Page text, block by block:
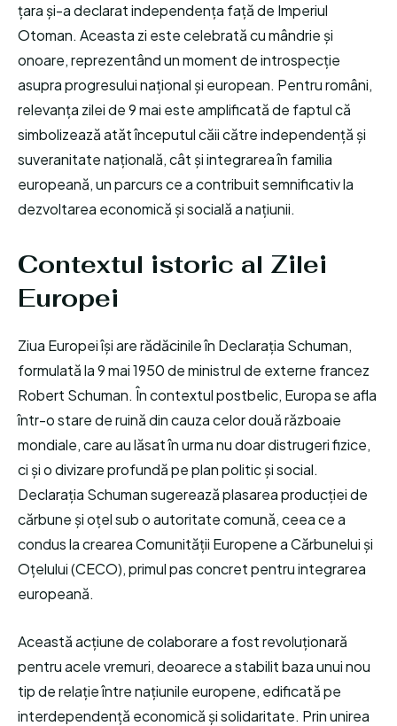
țara și-a declarat independența față de Imperiul
Otoman. Aceasta zi este celebrată cu mândrie și
onoare, reprezentând un moment de introspecție
asupra progresului național și european. Pentru români,
relevanța zilei de 9 mai este amplificată de faptul că
simbolizează atăt începutul căii către independență și
suveranitate națională, cât și integrarea în familia
europeană, un parcurs ce a contribuit semnificativ la
dezvoltarea economică și socială a națiunii.
Contextul istoric al Zilei
Europei
Ziua Europei își are rădăcinile în Declarația Schuman,
formulată la 9 mai 1950 de ministrul de externe francez
Robert Schuman. În contextul postbelic, Europa se afla
într-o stare de ruină din cauza celor două războaie
mondiale, care au lăsat în urma nu doar distrugeri fizice,
ci și o divizare profundă pe plan politic și social.
Declarația Schuman sugerează plasarea producției de
cărbune și oțel sub o autoritate comună, ceea ce a
condus la crearea Comunității Europene a Cărbunelui și
Oțelului (CECO), primul pas concret pentru integrarea
europeană.
Această acțiune de colaborare a fost revoluționară
pentru acele vremuri, deoarece a stabilit baza unui nou
tip de relație între națiunile europene, edificată pe
interdependență economică și solidaritate. Prin unirea